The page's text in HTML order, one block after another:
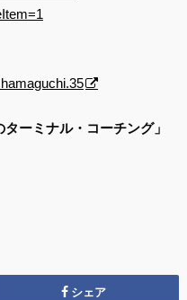
ーミナル・コーチング」
シェア